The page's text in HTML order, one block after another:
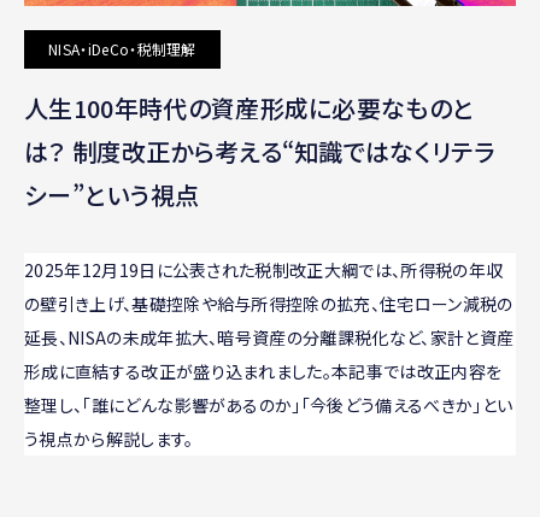
NISA・iDeCo・税制理解
人生100年時代の資産形成に必要なものと
は？ 制度改正から考える“知識ではなくリテラ
シー”という視点
2025年12月19日に公表された税制改正大綱では、所得税の年収
の壁引き上げ、基礎控除や給与所得控除の拡充、住宅ローン減税の
延長、NISAの未成年拡大、暗号資産の分離課税化など、家計と資産
形成に直結する改正が盛り込まれました。本記事では改正内容を
整理し、「誰にどんな影響があるのか」「今後どう備えるべきか」とい
う視点から解説します。